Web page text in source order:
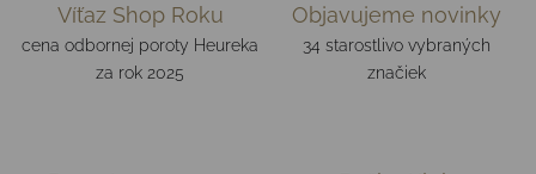
Víťaz Shop Roku
cena odbornej poroty Heureka
za rok 2025
Objavujeme novinky
34 starostlivo vybraných
značiek